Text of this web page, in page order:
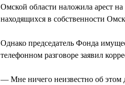
Омской области наложила арест
находящихся в собственности
Однако председатель Фонда
телефонном разговоре заявил
— Мне ничего неизвестно об этом